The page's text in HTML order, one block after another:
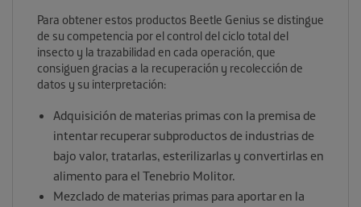
Para obtener estos productos Beetle Genius se distingue
de su competencia por el control del ciclo total del
insecto y la trazabilidad en cada operación, que
consiguen gracias a la recuperación y recolección de
datos y su interpretación:
Adquisición de materias primas con la premisa de
intentar recuperar subproductos de industrias de
bajo valor, tratarlas, esterilizarlas y convertirlas en
alimento para el Tenebrio Molitor.
Mezclado de materias primas para aportar en la